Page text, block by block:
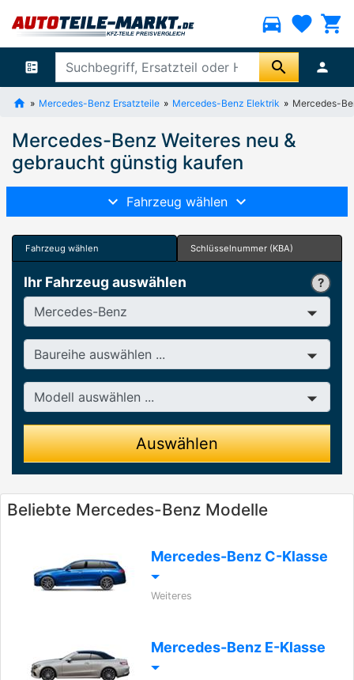
directions_car favorite shopping_cart
ballot search person
Mercedes-Benz Ersatzteile Mercedes-Benz Elektrik Mercedes-
Mercedes-Benz Weiteres neu &
gebraucht günstig kaufen
Fahrzeug wählen
Fahrzeug wählen Schlüsselnummer (KBA)
Ihr Fahrzeug auswählen
Hersteller
Baureihe
Modell
Auswählen
Beliebte Mercedes-Benz Modelle
Mercedes-Benz C-Klasse
Weiteres
Mercedes-Benz E-Klasse